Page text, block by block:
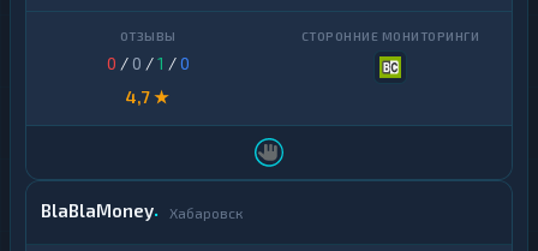
0 / 0 /1 /0
4,7 ★
BlaBlaMoney Хабаровск
PancakeSwap
Pax